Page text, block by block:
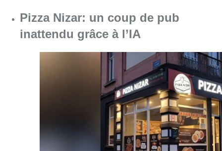
Consulter l'article "Pizza Nizar: un coup de
Foire du Midi: les visiteurs au
rendez-vous grâce à la météo